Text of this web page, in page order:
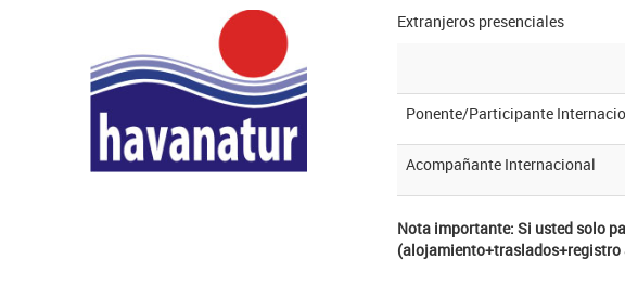
Extranjeros presenciales
Ponente/Participante
Acompañante Internacional
Nota importante: Si usted solo
(alojamiento+traslados+registro